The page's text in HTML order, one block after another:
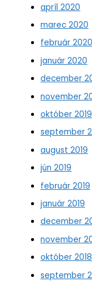
apríl 2020
marec 2020
február 2020
január 2020
december
november
október 2019
september
august 2019
jún 2019
február 2019
január 2019
december
november
október 2018
september